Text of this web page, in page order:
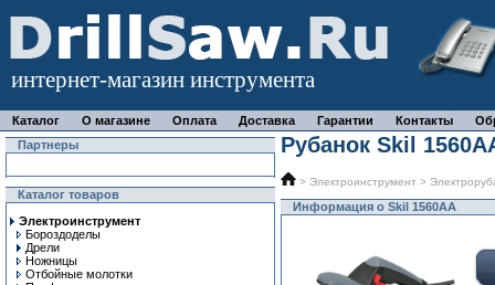
интернет-магазин инструмента
Каталог О магазине Оплата Доставка Гарантии Контакты
Партнеры
Каталог товаров
Электроинструмент
Бороздоделы
Дрели
Ножницы
Отбойные молотки
Рубанок Skil
> Электроинструмент >
Информация о Skil 1560AA